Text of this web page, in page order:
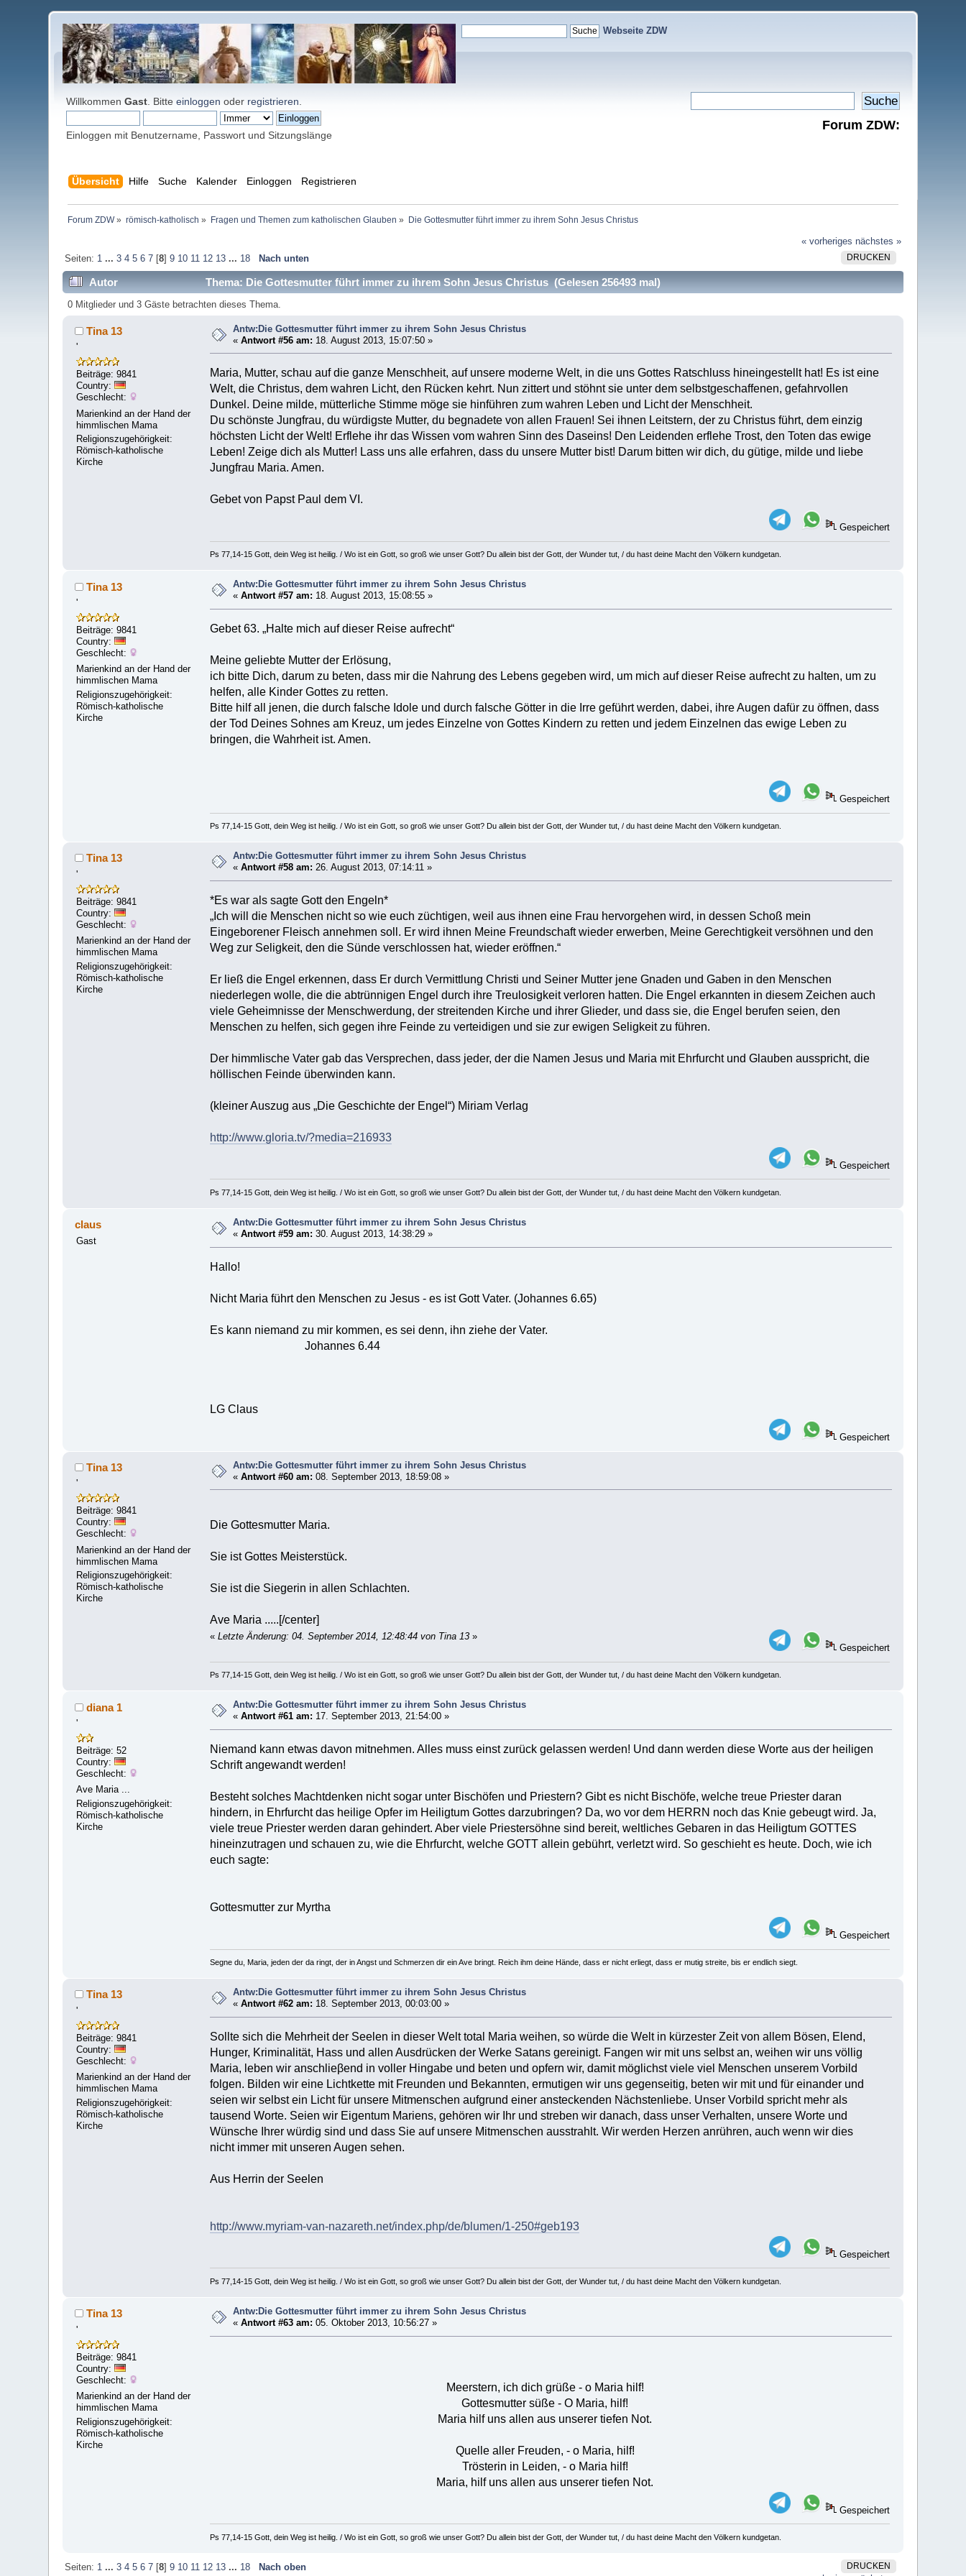
Webseite ZDW
WillkommenGast . Bitteeinloggen oder registrieren
Einloggen mit Benutzername, Passwort und Sitzungslänge
Forum ZDW:
Übersicht Hilfe Suche Kalender Einloggen Registrieren
Forum ZDW» römisch-katholisch » Fragen und Themen zum katholischen Glauben » Die Gottesmutter führt immer zu ihrem Sohn Jesus Christus
« vorheriges nächstes »
DRUCKEN
Seiten: 1 ... 3 4 5 6 7[8] 9 10 11 12 13 ... 18 Nach unten
Autor Thema: Die Gottesmutter führt immer zu ihrem Sohn Jesus Christus (Gelesen 256493 mal)
0 Mitglieder und 3 Gäste betrachten dieses Thema.
Tina 13
'
Beiträge: 9841
Country:
Geschlecht:
Marienkind an der Hand der
himmlischen Mama
Religionszugehörigkeit:
Römisch-katholische
Kirche
Antw:Die Gottesmutter führt immer zu ihrem Sohn Jesus Christus
«Antwort #56 am: 18. August 2013, 15:07:50 »
Maria, Mutter, schau auf die ganze Menschheit, auf unsere moderne Welt, in die uns Gottes Ratschluss hineingestellt hat! Es ist eine
Welt, die Christus, dem wahren Licht, den Rücken kehrt. Nun zittert und stöhnt sie unter dem selbstgeschaffenen, gefahrvollen
Dunkel. Deine milde, mütterliche Stimme möge sie hinführen zum wahren Leben und Licht der Menschheit.
Du schönste Jungfrau, du würdigste Mutter, du begnadete von allen Frauen! Sei ihnen Leitstern, der zu Christus führt, dem einzig
höchsten Licht der Welt! Erflehe ihr das Wissen vom wahren Sinn des Daseins! Den Leidenden erflehe Trost, den Toten das ewige
Leben! Zeige dich als Mutter! Lass uns alle erfahren, dass du unsere Mutter bist! Darum bitten wir dich, du gütige, milde und liebe
Jungfrau Maria. Amen.
Gebet von Papst Paul dem VI.
Gespeichert
Ps 77,14-15 Gott, dein Weg ist heilig. / Wo ist ein Gott, so groß wie unser Gott? Du allein bist der Gott, der Wunder tut, / du hast deine Macht den Völkern kundgetan.
Tina 13
'
Beiträge: 9841
Country:
Geschlecht:
Marienkind an der Hand der
himmlischen Mama
Religionszugehörigkeit:
Römisch-katholische
Kirche
Antw:Die Gottesmutter führt immer zu ihrem Sohn Jesus Christus
«Antwort #57 am: 18. August 2013, 15:08:55 »
Gebet 63. „Halte mich auf dieser Reise aufrecht“
Meine geliebte Mutter der Erlösung,
ich bitte Dich, darum zu beten, dass mir die Nahrung des Lebens gegeben wird, um mich auf dieser Reise aufrecht zu halten, um zu
helfen, alle Kinder Gottes zu retten.
Bitte hilf all jenen, die durch falsche Idole und durch falsche Götter in die Irre geführt werden, dabei, ihre Augen dafür zu öffnen, dass
der Tod Deines Sohnes am Kreuz, um jedes Einzelne von Gottes Kindern zu retten und jedem Einzelnen das ewige Leben zu
bringen, die Wahrheit ist. Amen.
Gespeichert
Ps 77,14-15 Gott, dein Weg ist heilig. / Wo ist ein Gott, so groß wie unser Gott? Du allein bist der Gott, der Wunder tut, / du hast deine Macht den Völkern kundgetan.
Tina 13
'
Beiträge: 9841
Country:
Geschlecht:
Marienkind an der Hand der
himmlischen Mama
Religionszugehörigkeit:
Römisch-katholische
Kirche
Antw:Die Gottesmutter führt immer zu ihrem Sohn Jesus Christus
«Antwort #58 am: 26. August 2013, 07:14:11 »
*Es war als sagte Gott den Engeln*
„Ich will die Menschen nicht so wie euch züchtigen, weil aus ihnen eine Frau hervorgehen wird, in dessen Schoß mein
Eingeborener Fleisch annehmen soll. Er wird ihnen Meine Freundschaft wieder erwerben, Meine Gerechtigkeit versöhnen und den
Weg zur Seligkeit, den die Sünde verschlossen hat, wieder eröffnen.“
Er ließ die Engel erkennen, dass Er durch Vermittlung Christi und Seiner Mutter jene Gnaden und Gaben in den Menschen
niederlegen wolle, die die abtrünnigen Engel durch ihre Treulosigkeit verloren hatten. Die Engel erkannten in diesem Zeichen auch
viele Geheimnisse der Menschwerdung, der streitenden Kirche und ihrer Glieder, und dass sie, die Engel berufen seien, den
Menschen zu helfen, sich gegen ihre Feinde zu verteidigen und sie zur ewigen Seligkeit zu führen.
Der himmlische Vater gab das Versprechen, dass jeder, der die Namen Jesus und Maria mit Ehrfurcht und Glauben ausspricht, die
höllischen Feinde überwinden kann.
(kleiner Auszug aus „Die Geschichte der Engel“) Miriam Verlag
http://www.gloria.tv/?media=216933
Gespeichert
Ps 77,14-15 Gott, dein Weg ist heilig. / Wo ist ein Gott, so groß wie unser Gott? Du allein bist der Gott, der Wunder tut, / du hast deine Macht den Völkern kundgetan.
claus
Gast
Antw:Die Gottesmutter führt immer zu ihrem Sohn Jesus Christus
«Antwort #59 am: 30. August 2013, 14:38:29 »
Hallo!
Nicht Maria führt den Menschen zu Jesus - es ist Gott Vater. (Johannes 6.65)
Es kann niemand zu mir kommen, es sei denn, ihn ziehe der Vater.
Johannes 6.44
LG Claus
Gespeichert
Tina 13
'
Beiträge: 9841
Country:
Geschlecht:
Marienkind an der Hand der
himmlischen Mama
Religionszugehörigkeit:
Römisch-katholische
Kirche
Antw:Die Gottesmutter führt immer zu ihrem Sohn Jesus Christus
«Antwort #60 am: 08. September 2013, 18:59:08 »
Die Gottesmutter Maria.
Sie ist Gottes Meisterstück.
Sie ist die Siegerin in allen Schlachten.
Ave Maria .....[/center]
« Letzte Änderung: 04. September 2014, 12:48:44 von Tina 13 »
Gespeichert
Ps 77,14-15 Gott, dein Weg ist heilig. / Wo ist ein Gott, so groß wie unser Gott? Du allein bist der Gott, der Wunder tut, / du hast deine Macht den Völkern kundgetan.
diana 1
'
Beiträge: 52
Country:
Geschlecht:
Ave Maria ...
Religionszugehörigkeit:
Römisch-katholische
Kirche
Antw:Die Gottesmutter führt immer zu ihrem Sohn Jesus Christus
«Antwort #61 am: 17. September 2013, 21:54:00 »
Niemand kann etwas davon mitnehmen. Alles muss einst zurück gelassen werden! Und dann werden diese Worte aus der heiligen
Schrift angewandt werden!
Besteht solches Machtdenken nicht sogar unter Bischöfen und Priestern? Gibt es nicht Bischöfe, welche treue Priester daran
hindern, in Ehrfurcht das heilige Opfer im Heiligtum Gottes darzubringen? Da, wo vor dem HERRN noch das Knie gebeugt wird. Ja,
viele treue Priester werden daran gehindert. Aber viele Priestersöhne sind bereit, weltliches Gebaren in das Heiligtum GOTTES
hineinzutragen und schauen zu, wie die Ehrfurcht, welche GOTT allein gebührt, verletzt wird. So geschieht es heute. Doch, wie ich
euch sagte:
Gottesmutter zur Myrtha
Gespeichert
Segne du, Maria, jeden der da ringt, der in Angst und Schmerzen dir ein Ave bringt. Reich ihm deine Hände, dass er nicht erliegt, dass er mutig streite, bis er endlich siegt.
Tina 13
'
Beiträge: 9841
Country:
Geschlecht:
Marienkind an der Hand der
himmlischen Mama
Religionszugehörigkeit:
Römisch-katholische
Kirche
Antw:Die Gottesmutter führt immer zu ihrem Sohn Jesus Christus
«Antwort #62 am: 18. September 2013, 00:03:00 »
Sollte sich die Mehrheit der Seelen in dieser Welt total Maria weihen, so würde die Welt in kürzester Zeit von allem Bösen, Elend,
Hunger, Kriminalität, Hass und allen Ausdrücken der Werke Satans gereinigt. Fangen wir mit uns selbst an, weihen wir uns völlig
Maria, leben wir anschlieβend in voller Hingabe und beten und opfern wir, damit möglichst viele viel Menschen unserem Vorbild
folgen. Bilden wir eine Lichtkette mit Freunden und Bekannten, ermutigen wir uns gegenseitig, beten wir mit und für einander und
seien wir selbst ein Licht für unsere Mitmenschen aufgrund einer ansteckenden Nächstenliebe. Unser Vorbild spricht mehr als
tausend Worte. Seien wir Eigentum Mariens, gehören wir Ihr und streben wir danach, dass unser Verhalten, unsere Worte und
Wünsche Ihrer würdig sind und dass Sie auf unsere Mitmenschen ausstrahlt. Wir werden Herzen anrühren, auch wenn wir dies
nicht immer mit unseren Augen sehen.
Aus Herrin der Seelen
http://www.myriam-van-nazareth.net/index.php/de/blumen/1-250#geb193
Gespeichert
Ps 77,14-15 Gott, dein Weg ist heilig. / Wo ist ein Gott, so groß wie unser Gott? Du allein bist der Gott, der Wunder tut, / du hast deine Macht den Völkern kundgetan.
Tina 13
'
Beiträge: 9841
Country:
Geschlecht:
Marienkind an der Hand der
himmlischen Mama
Religionszugehörigkeit:
Römisch-katholische
Kirche
Antw:Die Gottesmutter führt immer zu ihrem Sohn Jesus Christus
«Antwort #63 am: 05. Oktober 2013, 10:56:27 »
Meerstern, ich dich grüße - o Maria hilf!
Gottesmutter süße - O Maria, hilf!
Maria hilf uns allen aus unserer tiefen Not.
Quelle aller Freuden, - o Maria, hilf!
Trösterin in Leiden, - o Maria hilf!
Maria, hilf uns allen aus unserer tiefen Not.
Gespeichert
Ps 77,14-15 Gott, dein Weg ist heilig. / Wo ist ein Gott, so groß wie unser Gott? Du allein bist der Gott, der Wunder tut, / du hast deine Macht den Völkern kundgetan.
DRUCKEN
Seiten: 1 ... 3 4 5 6 7[8] 9 10 11 12 13 ... 18
Nach oben